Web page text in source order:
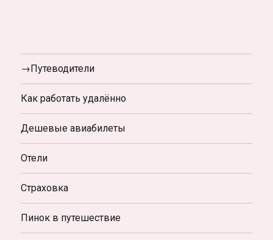
→Путеводители
Как работать удалённо
Дешевые авиабилеты
Отели
Страховка
Пинок в путешествие